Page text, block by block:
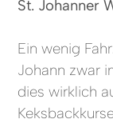
St. Johanner
Ein wenig
Johann zwar
dies wirklich